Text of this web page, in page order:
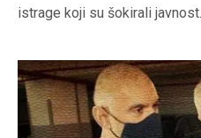
istrage koji su šokirali